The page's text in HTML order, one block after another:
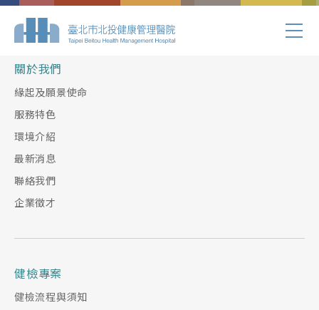
Index.php
關於我們
緣起及願景使命
服務特色
環境介紹
最新消息
聯絡我們
企業徵才
健檢專案
健檢流程與須知